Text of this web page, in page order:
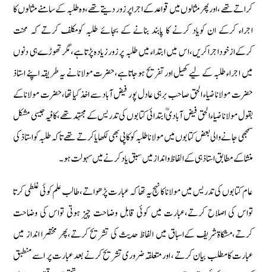
كراتےتھے ‏،اورپھر مثالوں میں قواعد كے اجرا پرزور دیتے تھے‏،وہ طلبہ كے سامنے مثالوں كا
اجراء كركے ان كویاد كرنے كا پابند بنانے كے بجائے طلبہ كومكلف كرتے كہ محنت
كركےازخوداجراكریں‏،اس میں ابتداء میں طلبہ پرزورزیادہ پڑتاہے‏،مگر تھوڑےہی دنوں
میں اجراء طلبہ كے لیے كھیل اورتفریح ہوجاتاہے‏،حضرت مولانانے یہ طریقہ اپنے استاذ
حضرت مولانا ضیاء الحق صاحب برہی عادل پور فیض آباد سے اخذ كیا تھا‏،حضرت مولاناكے
بقول مولانا ضیاء الحق فیض آبادیؒ ابتدائی كتابوں كی تدریس كے مجتہد تھے‏، كافیہ جیسی مشكل
سمجھی جانے والی بعض كتابوں میں مولاناطلبہ كوكاپی بھی لكھایا كرتے تھے تاكہ طلبہ كواستاذ كی
منشا كے مطابق استاذ ہی كےالفاظ وانداز میں سبق یاد كرنے میں سہولت ہو۔
عام كتابوں كی تدریس میں مولانا كا نہج یہ تھا كہ عبارت پڑھواتے‏،طالب علم كوئی غلطی كرتا
تواس كی اصلاح كرتے‏،عبارت میں كوئی قابل وضاحت چیز ہوتی تواس كی وضاحت
كرتے‏،مشكاةشریف كےاسباق میں الفاظ حدیث كی تشریح كرتے‏،پھر مختصرا انداز میں
عبارت كامطلب بیان كرتے ‏، اورمتعلقہ ضروری تشریح كرنے بعد عبارت پر اسے منطبق